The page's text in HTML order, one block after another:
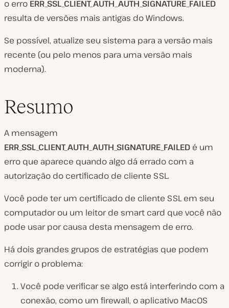
o erro ERR_SSL_CLIENT_AUTH_AUTH_SIGNATURE_FAILED
resulta de versões mais antigas do Windows.
Se possível, atualize seu sistema para a versão mais
recente (ou pelo menos para uma versão mais
moderna).
Resumo
A mensagem
ERR_SSL_CLIENT_AUTH_AUTH_SIGNATURE_FAILED é um
erro que aparece quando algo dá errado com a
autorização do certificado de cliente SSL.
Você pode ter um certificado de cliente SSL em seu
computador ou um leitor de smart card que você não
pode usar por causa desta mensagem de erro.
Há dois grandes grupos de estratégias que podem
corrigir o problema:
Você pode verificar se algo está interferindo com a
conexão, como um firewall, o aplicativo MacOS